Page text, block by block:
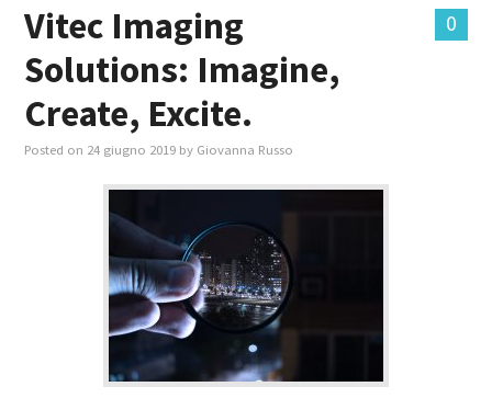
0
Vitec Imaging
Solutions: Imagine,
Create, Excite.
Posted on 24 giugno 2019 by Giovanna Russo